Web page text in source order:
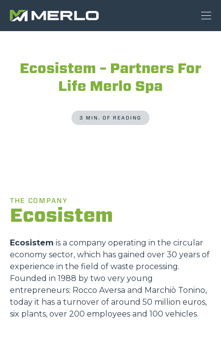
Ecosistem – Partners For
Life Merlo Spa
3 MIN. OF READING
THE COMPANY
Ecosistem
Ecosistem is a company operating in the circular
economy sector, which has gained over 30 years of
experience in the field of waste processing.
Founded in 1988 by two very young
entrepreneurs: Rocco Aversa and Marchiò Tonino,
today it has a turnover of around 50 million euros,
six plants, over 200 employees and 100 vehicles.